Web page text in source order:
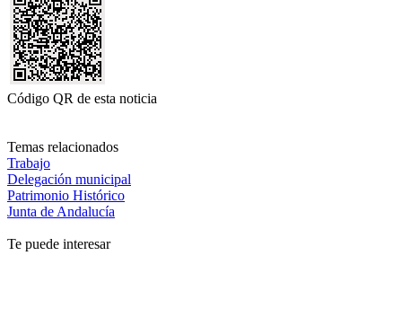
Código QR de esta noticia
Temas relacionados
Trabajo
Delegación municipal
Patrimonio Histórico
Junta de Andalucía
Te puede interesar